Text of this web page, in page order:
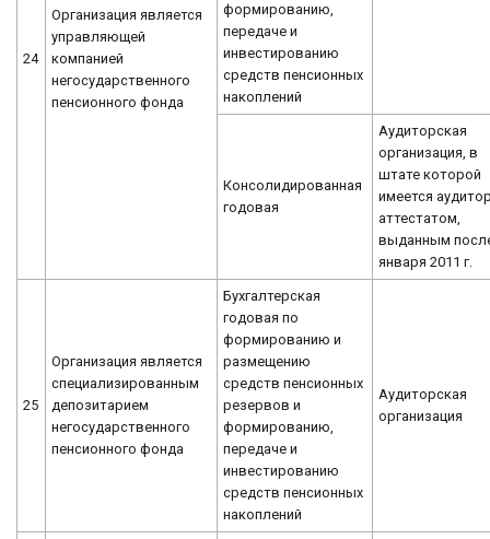
24
Организация является
управляющей
компанией
негосударственного
пенсионного фонда
формированию,
передаче и
инвестированию
средств пенсионных
накоплений
Консолидированная
годовая
Аудиторская
организация, в
штате которой
имеется
аттестатом,
выданным
января 2011 г.
25
Организация является
специализированным
депозитарием
негосударственного
пенсионного фонда
Бухгалтерская
годовая по
формированию и
размещению
средств пенсионных
резервов и
формированию,
передаче и
инвестированию
средств пенсионных
накоплений
Аудиторская
организация